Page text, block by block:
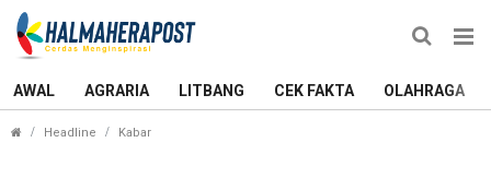
AWAL AGRARIA LITBANG CEK FAKTA OLAHRAGA
Headline Kabar